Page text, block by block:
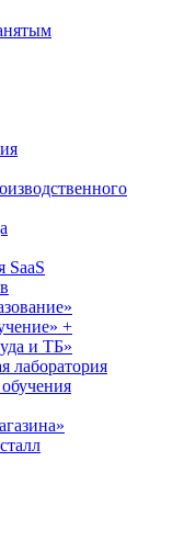
SaaS
+
и ТБ»
лаборатория